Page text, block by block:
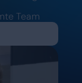
Team